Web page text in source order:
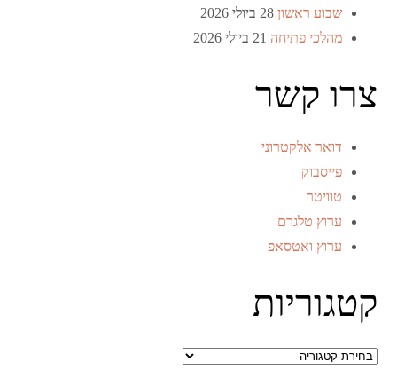
שבוע ראשון 28 ביולי 2026
מהלכי פתיחה 21 ביולי 2026
צרו קשר
דואר אלקטרוני
פייסבוק
טוויטר
ערוץ טלגרם
ערוץ ואטסאפ
קטגוריות
קטגוריות